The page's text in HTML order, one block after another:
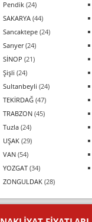
Pendik (24)
SAKARYA (44)
Sancaktepe (24)
Sarıyer(24)
SİNOP (21)
Şişli (24)
Sultanbeyli (24)
TEKİRDAĞ (47)
TRABZON (45)
Tuzla (24)
UŞAK (29)
VAN (54)
YOZGAT (34)
ZONGULDAK (28)